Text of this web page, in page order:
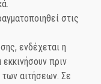
στις
ενδέχεται η
πριν
των αιτήσεων. Σε